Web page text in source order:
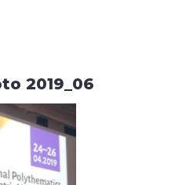
2019_06